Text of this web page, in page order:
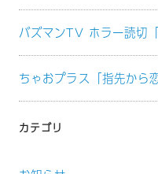
バズマンTV ホラー読切
ちゃおプラス「指先から
カテゴリ